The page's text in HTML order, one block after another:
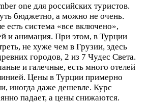
one для российских туристов.
бюджетно, а можно не очень.
есть система «все включено»,
и анимация. При этом, в Турции
не хуже чем в Грузии, здесь
городов, 2 из 7 Чудес Света.
и галечные, есть много отелей
Цены в Турции примерно
иногда даже дешевле. Курс
падает, а цены снижаются.